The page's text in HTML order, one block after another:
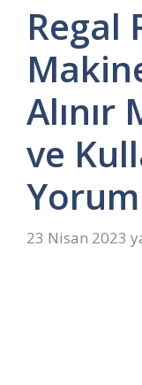
Regal
Alınır
ve
23 Nisan 2023